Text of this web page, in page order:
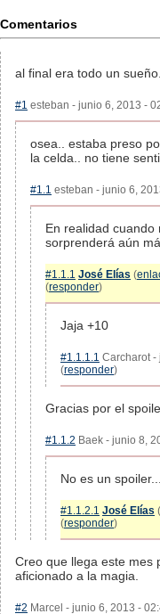
Comentarios
al final era todo un
#1 esteban - junio 6, 2013 -
osea.. estaba preso
la celda.. no tiene
#1.1 esteban - junio 6,
En realidad
sorprenderá aún
#1.1.1 José Elías (
(responder)
Jaja +10
#1.1.1.1 Carcharot -
(responder)
Gracias por el
#1.1.2 Baek - junio 8,
No es un spoiler...
#1.1.2.1 José Elías (
(responder)
Creo que llega este mes
aficionado a la magia.
#2 Marcel - junio 6, 2013 -